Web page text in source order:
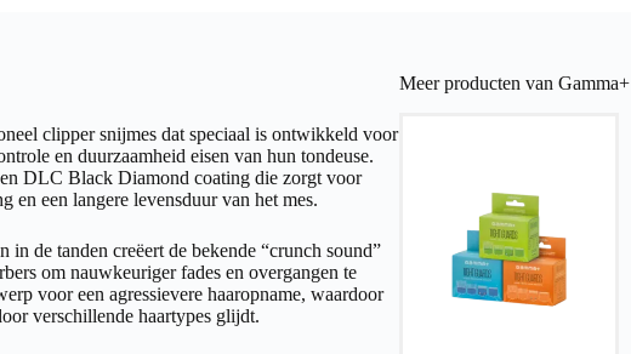
clipper snijmes dat speciaal is ontwikkeld voor
en duurzaamheid eisen van hun tondeuse.
DLC Black Diamond coating die zorgt voor
een langere levensduur van het mes.
de tanden creëert de bekende “crunch sound”
om nauwkeuriger fades en overgangen te
voor een agressievere haaropname, waardoor
verschillende haartypes glijdt.
Meer producten van Gamma+